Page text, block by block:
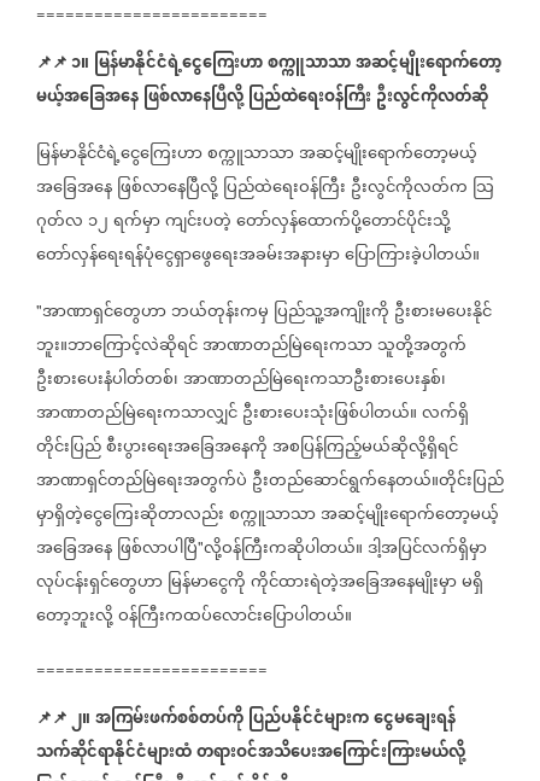
========================
📌📌၁။ မြန်မာနိုင်ငံရဲ့ငွေကြေးဟာစက္ကူသာသာအဆင့်မျိုးရောက်တော့
မယ့်အခြေအနေဖြစ်လာနေပြီလို့ပြည်ထဲရေးဝန်ကြီး ဦးလွင်ကိုလတ်ဆို
မြန်မာနိုင်ငံရဲ့ငွေကြေးဟာစက္ကူသာသာအဆင့်မျိုးရောက်တော့မယ့်
အခြေအနေဖြစ်လာနေပြီလို့ပြည်ထဲရေးဝန်ကြီး ဦးလွင်ကိုလတ်က သြ
ဂုတ်လ ၁၂ရက်မှာကျင်းပတဲ့တော်လှန်ထောက်ပို့တောင်ပိုင်းသို့
တော်လှန်ရေးရန်ပုံငွေရှာဖွေရေးအခမ်းအနားမှာပြောကြားခဲ့ပါတယ်။
"အာဏာရှင်တွေဟာဘယ်တုန်းကမှ ပြည်သူ့အကျိုးကို ဦးစားမပေးနိုင်
ဘူး။ဘာကြောင့်လဲဆိုရင်အာဏာတည်မြဲရေးကသာသူတို့အတွက်
ဦးစားပေးနံပါတ်တစ်၊အာဏာတည်မြဲရေးကသာဦးစားပေးနှစ်၊
အာဏာတည်မြဲရေးကသာလျှင်ဦးစားပေးသုံးဖြစ်ပါတယ်။လက်ရှိ
တိုင်းပြည်စီးပွားရေးအခြေအနေကိုအစပြန်ကြည့်မယ်ဆိုလို့ရှိရင်
အာဏာရှင်တည်မြဲရေးအတွက်ပဲ ဦးတည်ဆောင်ရွက်နေတယ်။တိုင်းပြည်
မှာရှိတဲ့ငွေကြေးဆိုတာလည်းစက္ကူသာသာအဆင့်မျိုးရောက်တော့မယ့်
အခြေအနေဖြစ်လာပါပြီ"လို့ဝန်ကြီးကဆိုပါတယ်။ဒါ့အပြင်လက်ရှိမှာ
လုပ်ငန်းရှင်တွေဟာမြန်မာငွေကိုကိုင်ထားရဲတဲ့အခြေအနေမျိုးမှာမရှိ
တော့ဘူးလို့ဝန်ကြီးကထပ်လောင်းပြောပါတယ်။
========================
📌📌၂။အကြမ်းဖက်စစ်တပ်ကိုပြည်ပနိုင်ငံများကငွေမချေးရန်
သက်ဆိုင်ရာနိုင်ငံများထံတရားဝင်အသိပေးအကြောင်းကြားမယ်လို့